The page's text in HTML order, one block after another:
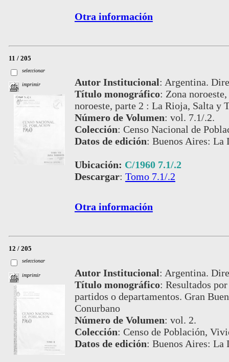
Otra información
11 / 205
seleccionar
imprimir Autor Institucional: Argentina.
Título monográfico: Zona
noroeste, parte 2 : La Rioja, Salta y
Número de Volumen: vol. 7.1/.2.
Colección: Censo Nacional de
Datos de edición: Buenos Aires: La
Ubicación: C/1960 7.1/.2
Descargar: Tomo 7.1/.2
Otra información
12 / 205
seleccionar
imprimir Autor Institucional: Argentina.
Título monográfico: Resultados
partidos o departamentos. Gran
Conurbano
Número de Volumen: vol. 2.
Colección: Censo de Población,
Datos de edición: Buenos Aires: La